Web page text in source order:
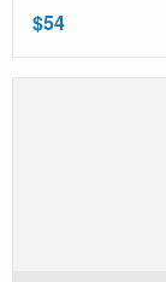
$54